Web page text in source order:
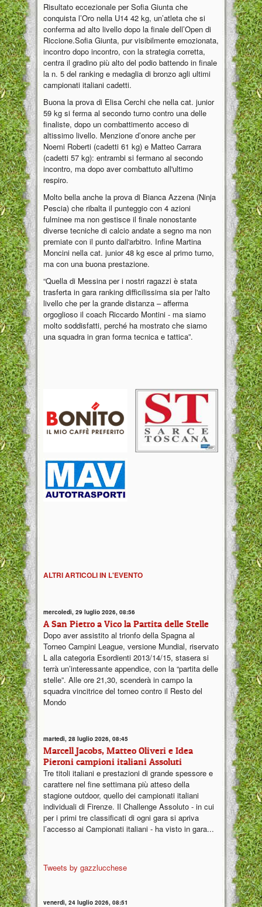
Risultato eccezionale per Sofia Giunta che
conquista l’Oro nella U14 42 kg, un’atleta che si
conferma ad alto livello dopo la finale dell’Open di
Riccione.Sofia Giunta, pur visibilmente emozionata,
incontro dopo incontro, con la strategia corretta,
centra il gradino più alto del podio battendo in finale
la n. 5 del ranking e medaglia di bronzo agli ultimi
campionati italiani cadetti.
Buona la prova di Elisa Cerchi che nella cat. junior
59 kg si ferma al secondo turno contro una delle
finaliste, dopo un combattimento acceso di
altissimo livello. Menzione d’onore anche per
Noemi Roberti (cadetti 61 kg) e Matteo Carrara
(cadetti 57 kg): entrambi si fermano al secondo
incontro, ma dopo aver combattuto all'ultimo
respiro.
Molto bella anche la prova di Bianca Azzena (Ninja
Pescia) che ribalta il punteggio con 4 azioni
fulminee ma non gestisce il finale nonostante
diverse tecniche di calcio andate a segno ma non
premiate con il punto dall'arbitro. Infine Martina
Moncini nella cat. junior 48 kg esce al primo turno,
ma con una buona prestazione.
“Quella di Messina per i nostri ragazzi è stata
trasferta in gara ranking difficilissima sia per l'alto
livello che per la grande distanza – afferma
orgoglioso il coach Riccardo Montini - ma siamo
molto soddisfatti, perché ha mostrato che siamo
una squadra in gran forma tecnica e tattica”.
ALTRI ARTICOLI IN L'EVENTO
mercoledì, 29 luglio 2026, 08:56
A San Pietro a Vico la Partita delle Stelle
Dopo aver assistito al trionfo della Spagna al
Torneo Campini League, versione Mundial, riservato
L alla categoria Esordienti 2013/14/15, stasera si
terrà un’interessante appendice, con la “partita delle
stelle”. Alle ore 21,30, scenderà in campo la
squadra vincitrice del torneo contro il Resto del
Mondo
martedì, 28 luglio 2026, 08:45
Marcell Jacobs, Matteo Oliveri e Idea
Pieroni campioni italiani Assoluti
Tre titoli italiani e prestazioni di grande spessore e
carattere nel fine settimana più atteso della
stagione outdoor, quello dei campionati italiani
individuali di Firenze. Il Challenge Assoluto - in cui
per i primi tre classificati di ogni gara si apriva
l’accesso ai Campionati italiani - ha visto in gara...
Tweets by gazzlucchese
venerdì, 24 luglio 2026, 08:51